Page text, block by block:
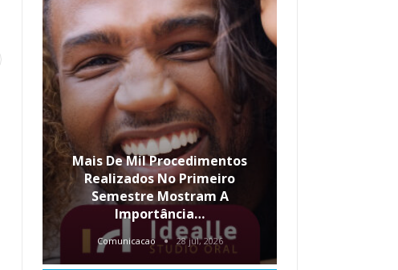
Mais De Mil Procedimentos
Realizados No Primeiro
Semestre Mostram A
Importância…
Comunicacao 28 jul, 2026